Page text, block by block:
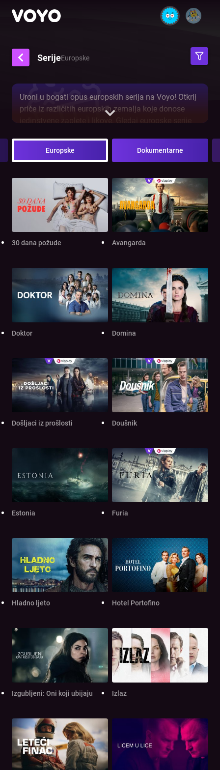
SerijeEuropske
Uroni u bogati opus europskih serija na Voyo! Otkrij
priče iz različitih europskih zemalja koje donose
jedinstvene zaplete i likove. Gledaj europske serije
titlovima.Bez obzira voliš li napetost, emocije ili
produkcije.
Europske Dokumentarne
30 dana požude Avangarda
Doktor Domina
Došljaci iz prošlosti Doušnik
Estonia Furia
Hladno ljeto Hotel Portofino
Izgubljeni: Oni koji ubijaju Izlaz